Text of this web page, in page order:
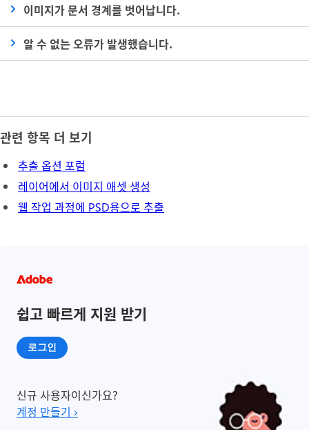
이미지가 문서 경계를 벗어납니다.
알 수 없는 오류가 발생했습니다.
관련 항목 더 보기
추출 옵션 포럼
레이어에서 이미지 애셋 생성
웹 작업 과정에 PSD용으로 추출
쉽고 빠르게 지원 받기
로그인
신규 사용자이신가요?
계정 만들기 ›